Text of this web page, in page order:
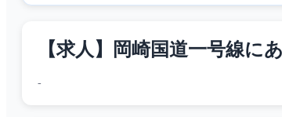
【求人】岡崎国道一号線に
-